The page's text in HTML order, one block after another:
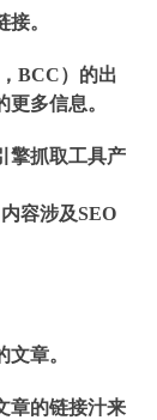
。
BCC）的出
多信息。
擎抓取工具产
容涉及SEO
章。
章的链接汁来